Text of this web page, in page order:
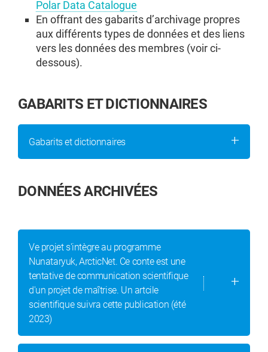
Polar Data Catalogue
En offrant des gabarits d’archivage propres
aux différents types de données et des liens
vers les données des membres (voir ci-
dessous).
GABARITS ET DICTIONNAIRES
Gabarits et dictionnaires
DONNÉES ARCHIVÉES
Ve projet s'intègre au programme
Nunataryuk, ArcticNet. Ce conte est une
tentative de communication scientifique
d'un projet de maîtrise. Un artcile
scientifique suivra cette publication (été
2023)